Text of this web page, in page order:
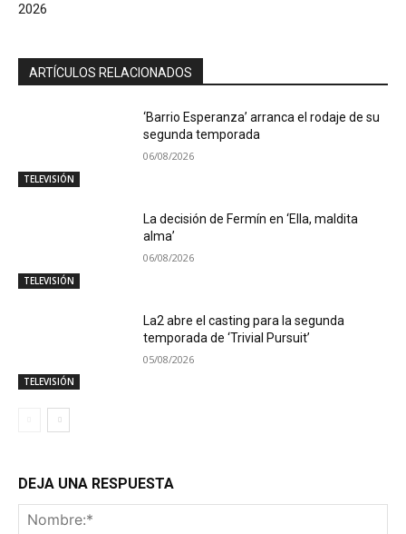
2026
ARTÍCULOS RELACIONADOS
TELEVISIÓN
‘Barrio Esperanza’ arranca el rodaje de su
segunda temporada
06/08/2026
TELEVISIÓN
La decisión de Fermín en ‘Ella, maldita
alma’
06/08/2026
TELEVISIÓN
La2 abre el casting para la segunda
temporada de ‘Trivial Pursuit’
05/08/2026
DEJA UNA RESPUESTA